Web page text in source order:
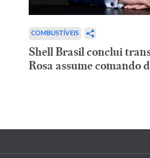
COMBUSTÍVEIS
Shell Brasil conclui
Rosa assume comando